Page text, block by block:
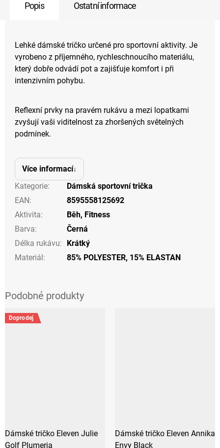
Popis Ostatní informace
Lehké dámské tričko určené pro sportovní aktivity. Je
vyrobeno z příjemného, rychleschnoucího materiálu,
který dobře odvádí pot a zajišťuje komfort i při
intenzivním pohybu.
Reflexní prvky na pravém rukávu a mezi lopatkami
zvyšují vaši viditelnost za zhoršených světelných
podmínek.
Více informací
Kategorie:
Dámská sportovní trička
EAN:
8595558125692
Aktivita: Běh, Fitness
Barva:
Černá
Délka rukávu:
Krátký
Materiál: 85% POLYESTER, 15% ELASTAN
Doprodej
Dámské tričko Eleven Julie
Golf Plumeria
Dámské tričko Eleven Annika
Envy Black